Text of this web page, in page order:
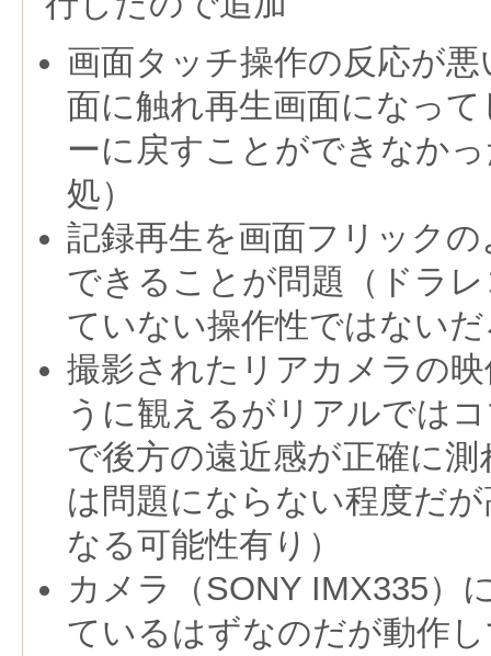
画面タッチ操作の反応が
面に触れ再生画面になっ
ーに戻すことができなか
処）
記録再生を画面フリック
できることが問題（ドラ
ていない操作性ではない
撮影されたリアカメラの
うに観えるがリアルでは
で後方の遠近感が正確に
は問題にならない程度だ
なる可能性有り）
カメラ（SONY IMX335）
ているはずなのだが動作